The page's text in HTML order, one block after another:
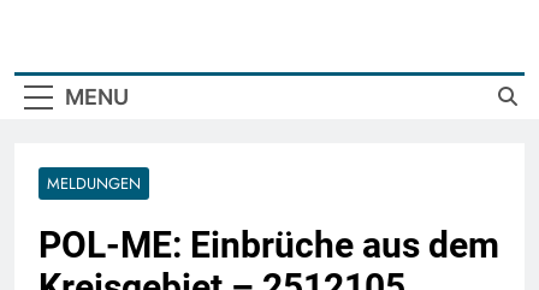
MENU
MELDUNGEN
POL-ME: Einbrüche aus dem